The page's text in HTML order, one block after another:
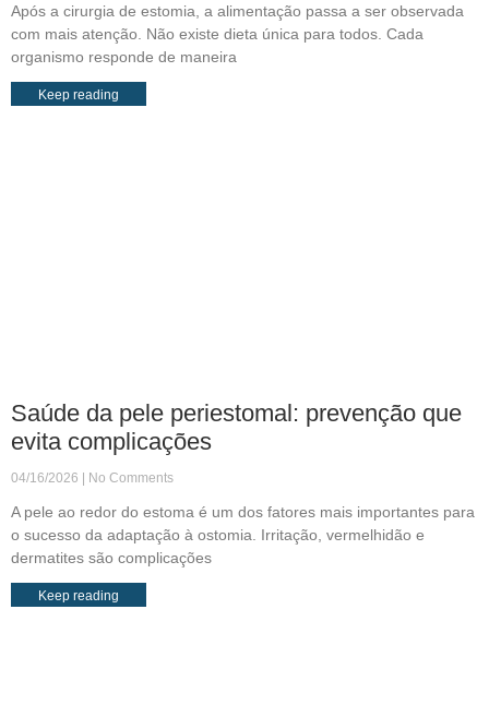
Após a cirurgia de estomia, a alimentação passa a ser observada
com mais atenção. Não existe dieta única para todos. Cada
organismo responde de maneira
Keep reading
Saúde da pele periestomal: prevenção que
evita complicações
04/16/2026 No Comments
A pele ao redor do estoma é um dos fatores mais importantes para
o sucesso da adaptação à ostomia. Irritação, vermelhidão e
dermatites são complicações
Keep reading